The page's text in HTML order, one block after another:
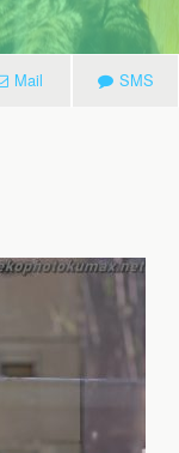
Mail SMS